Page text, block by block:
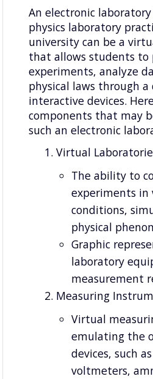
An electronic
physics laboratory
university can be a
that allows students to
experiments, analyze
physical laws through
interactive devices.
components that may
such an electronic
Virtual
The ability to
experiments in
conditions,
physical
Graphic
laboratory
measurement
Measuring
Virtual
emulating the
devices, such
voltmeters,